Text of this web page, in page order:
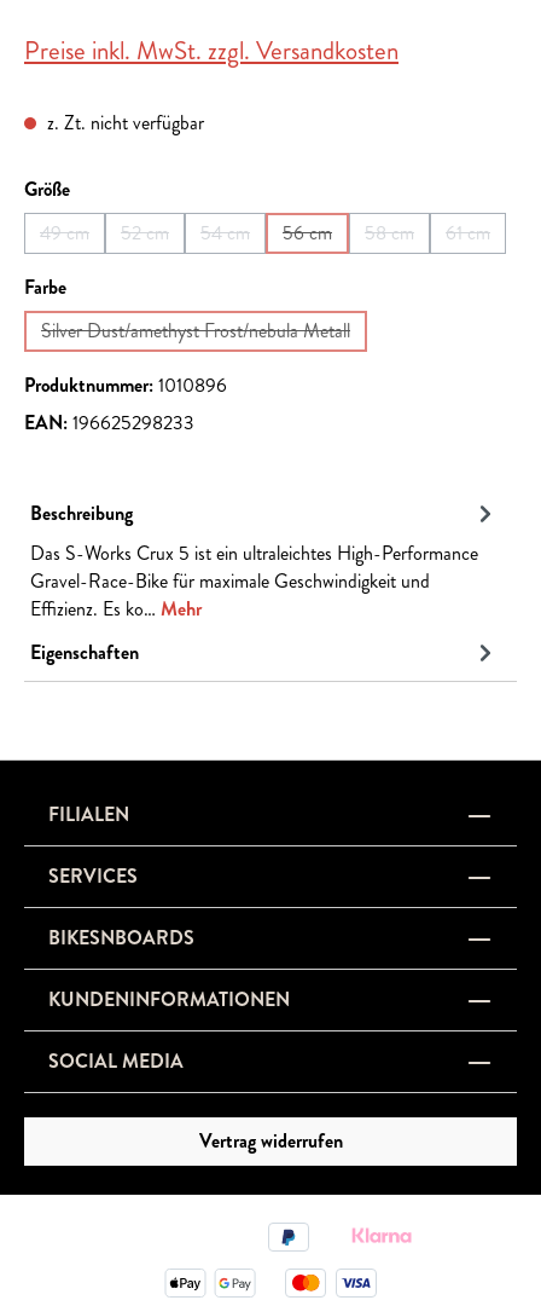
Preise inkl. MwSt. zzgl. Versandkosten
z. Zt. nicht verfügbar
Größeauswählen
49 cm
(Diese Option ist zurzeit nicht verfügbar.)
52 cm
(Diese Option ist zurzeit nicht verfügbar.)
54 cm
(Diese Option ist zurzeit nicht verfügbar.)
56 cm
(Diese Option ist zurzeit nicht
58 cm
(Diese Option ist
61 cm
(Diese
Farbeauswählen
Silver Dust/amethyst Frost/nebula Metall
(Diese Option ist zurzeit nicht verfügbar.)
Produktnummer:1010896
EAN:196625298233
Beschreibung
Das S-Works Crux 5 ist ein ultraleichtes High-Performance
Gravel-Race-Bike für maximale Geschwindigkeit und
Effizienz. Es ko… Mehr
Eigenschaften
FILIALEN
SERVICES
BIKESNBOARDS
KUNDENINFORMATIONEN
SOCIAL MEDIA
Vertrag widerrufen